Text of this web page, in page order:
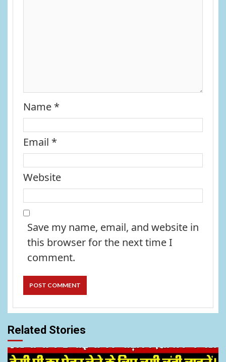
Name *
Email *
Website
Save my name, email, and website in
this browser for the next time I
comment.
Related Stories